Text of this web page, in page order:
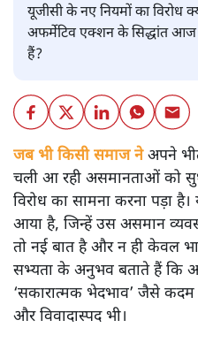
यूजीसी के नए नियमों का विरोध
अफर्मेटिव एक्शन के सिद्धांत
हैं?
जब भी किसी समाज नेअपने
चली आ रही असमानताओं को
विरोध का सामना करना पड़ा
आया है, जिन्हें उस असमान
तो नई बात है और न ही केवल
सभ्यता के अनुभव बताते हैं कि
‘सकारात्मक भेदभाव’ जैसे
और विवादास्पद भी।